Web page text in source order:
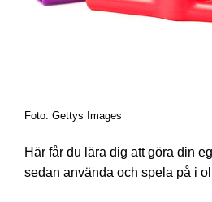
Foto: Gettys Images
Här får du lära dig att göra din
sedan använda och spela på i